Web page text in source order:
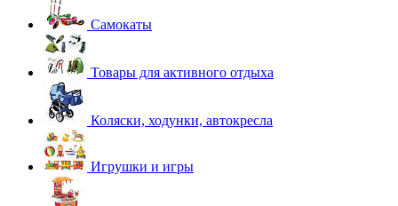
Самокаты
Товары для активного отдыха
Коляски, ходунки, автокресла
Игрушки и игры